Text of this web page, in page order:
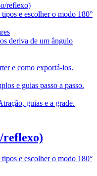
reflexo)
e escolher o modo 180°
deriva de um ângulo
e como exportá-los.
e guias passo a passo.
guias e a grade.
reflexo)
e escolher o modo 180°